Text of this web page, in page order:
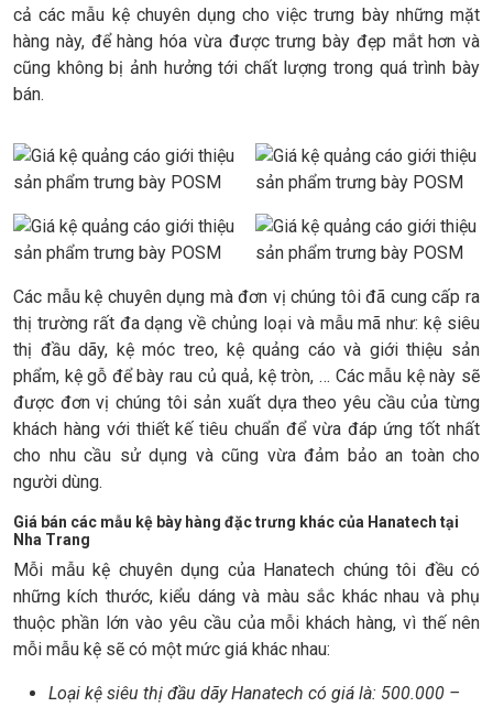
cả các mẫu kệ chuyên dụng cho việc trưng bày những mặt
hàng này, để hàng hóa vừa được trưng bày đẹp mắt hơn và
cũng không bị ảnh hưởng tới chất lượng trong quá trình bày
bán.
Các mẫu kệ chuyên dụng mà đơn vị chúng tôi đã cung cấp ra
thị trường rất đa dạng về chủng loại và mẫu mã như: kệ siêu
thị đầu dãy, kệ móc treo, kệ quảng cáo và giới thiệu sản
phẩm, kệ gỗ để bày rau củ quả, kệ tròn, … Các mẫu kệ này sẽ
được đơn vị chúng tôi sản xuất dựa theo yêu cầu của từng
khách hàng với thiết kế tiêu chuẩn để vừa đáp ứng tốt nhất
cho nhu cầu sử dụng và cũng vừa đảm bảo an toàn cho
người dùng.
Giá bán các mẫu kệ bày hàng đặc trưng khác của Hanatech tại
Nha Trang
Mỗi mẫu kệ chuyên dụng của Hanatech chúng tôi đều có
những kích thước, kiểu dáng và màu sắc khác nhau và phụ
thuộc phần lớn vào yêu cầu của mỗi khách hàng, vì thế nên
mỗi mẫu kệ sẽ có một mức giá khác nhau:
Loại kệ siêu thị đầu dãy Hanatech có giá là: 500.000 –